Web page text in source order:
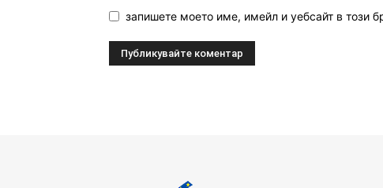
запишете моето име, имейл и уебсайт в този